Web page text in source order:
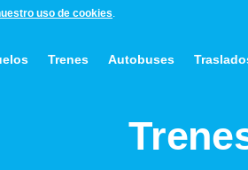
uso de cookies.
Trenes Autobuses